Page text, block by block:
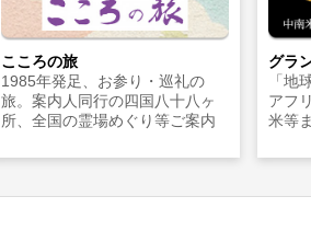
こころの旅
1985年発足、お参り・巡礼の
旅。案内人同行の四国八十八ヶ
所、全国の霊場めぐり等ご案内
グラ
「地
アフ
米等